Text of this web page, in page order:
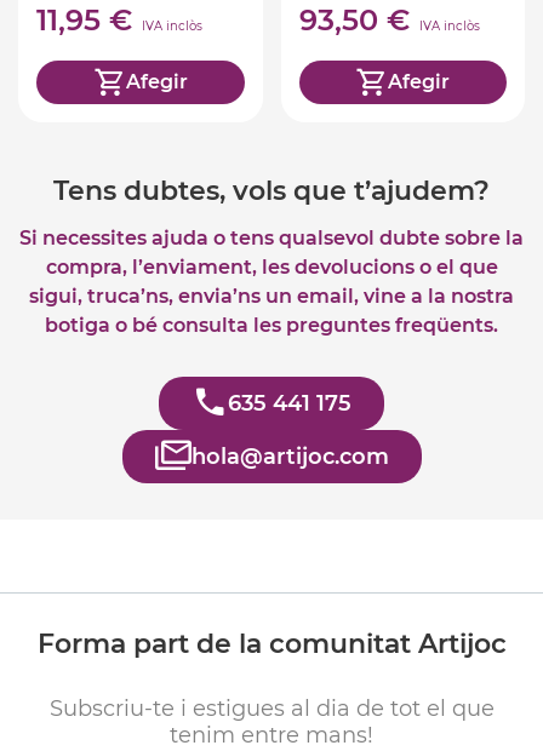
11,95 € IVA inclòs
Afegir
93,50 € IVA inclòs
Afegir
Tens dubtes, vols que t’ajudem?
Si necessites ajuda o tens qualsevol dubte sobre la
compra, l’enviament, les devolucions o el que
sigui, truca’ns, envia’ns un email, vine a la nostra
botiga o bé consulta les preguntes freqüents.
635 441 175
hola@artijoc.com
Forma part de la comunitat Artijoc
Subscriu-te i estigues al dia de tot el que
tenim entre mans!